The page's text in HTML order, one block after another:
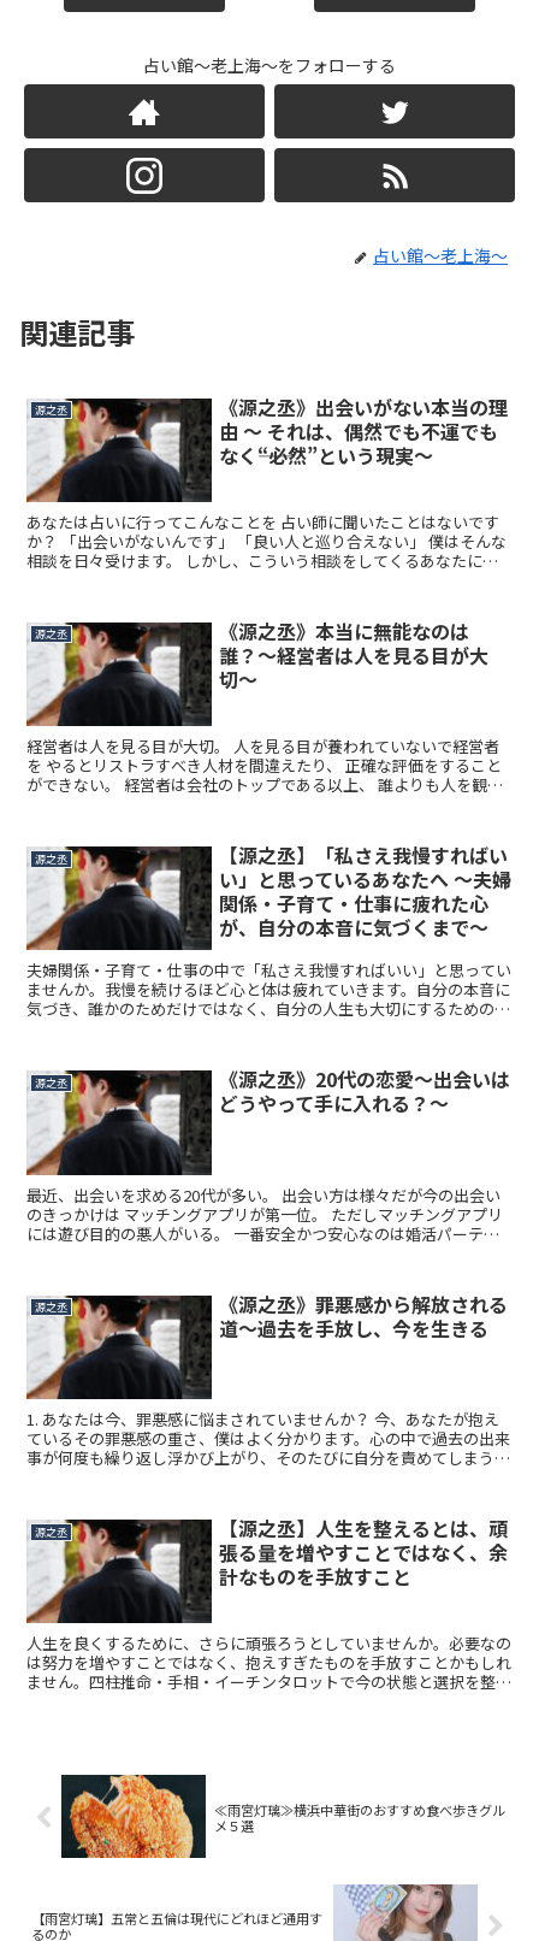
占い館～老上海～をフォローする
占い館～老上海～
関連記事
源之丞
《源之丞》出会いがない本当の理
由 〜 それは、偶然でも不運でも
なく――“必然”という現実〜
あなたは占いに行ってこんなことを 占い師に聞いたことはないです
か？ 「出会いがないんです」 「良い人と巡り合えない」 僕はそんな
相談を日々受けます。 しかし、こういう相談をしてくるあなたに、
源之丞
《源之丞》本当に無能なのは
誰？〜経営者は人を見る目が大
切〜
経営者は人を見る目が大切。 人を見る目が養われていないで経営者
を やるとリストラすべき人材を間違えたり、 正確な評価をすること
ができない。 経営者は会社のトップである以上、 誰よりも人を観察
源之丞
【源之丞】「私さえ我慢すればい
い」と思っているあなたへ ～夫婦
関係・子育て・仕事に疲れた心
が、自分の本音に気づくまで～
夫婦関係・子育て・仕事の中で「私さえ我慢すればいい」と思ってい
ませんか。我慢を続けるほど心と体は疲れていきます。自分の本音に
気づき、誰かのためだけではなく、自分の人生も大切にするための考
源之丞
《源之丞》20代の恋愛〜出会いは
どうやって手に入れる？〜
最近、出会いを求める20代が多い。 出会い方は様々だが今の出会い
のきっかけは マッチングアプリが第一位。 ただしマッチングアプリ
には遊び目的の悪人がいる。 一番安全かつ安心なのは婚活パーティ
源之丞
《源之丞》罪悪感から解放される
道～過去を手放し、今を生きる
1. あなたは今、罪悪感に悩まされていませんか？ 今、あなたが抱え
ているその罪悪感の重さ、僕はよく分かります。心の中で過去の出来
事が何度も繰り返し浮かび上がり、そのたびに自分を責めてしまう。
源之丞
【源之丞】人生を整えるとは、頑
張る量を増やすことではなく、余
計なものを手放すこと
人生を良くするために、さらに頑張ろうとしていませんか。必要なの
は努力を増やすことではなく、抱えすぎたものを手放すことかもしれ
ません。四柱推命・手相・イーチンタロットで今の状態と選択を整理
≪雨宮灯璃≫横浜中華街のおすすめ食べ歩きグル
メ５選
【雨宮灯璃】五常と五倫は現代にどれほど通用す
るのか